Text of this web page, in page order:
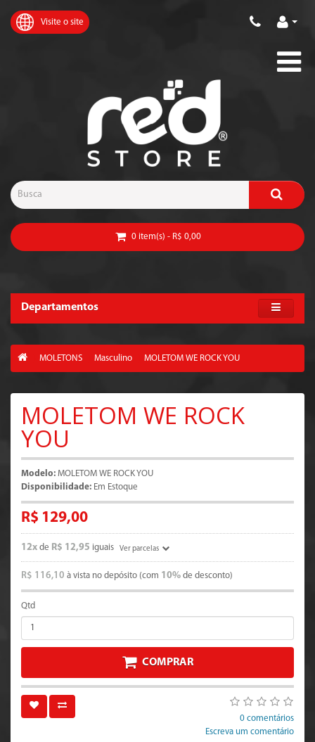
Visite o site
0 item(s) - R$ 0,00
Departamentos
MOLETONS Masculino MOLETOM WE ROCK YOU
MOLETOM WE ROCK
YOU
Modelo: MOLETOM WE ROCK YOU
Disponibilidade: Em Estoque
R$ 129,00
12x de R$ 12,95 iguais Ver parcelas
R$ 116,10 à vista no depósito (com 10% de desconto)
Qtd
COMPRAR
0 comentários
Escreva um comentário